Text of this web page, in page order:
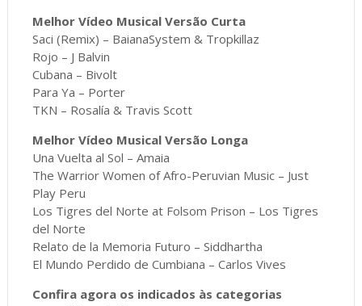
Melhor Vídeo Musical Versão Curta
Saci (Remix) – BaianaSystem & Tropkillaz
Rojo – J Balvin
Cubana – Bivolt
Para Ya – Porter
TKN – Rosalía & Travis Scott
Melhor Vídeo Musical Versão Longa
Una Vuelta al Sol – Amaia
The Warrior Women of Afro-Peruvian Music – Just
Play Peru
Los Tigres del Norte at Folsom Prison – Los Tigres
del Norte
Relato de la Memoria Futuro – Siddhartha
El Mundo Perdido de Cumbiana – Carlos Vives
Confira agora os indicados às categorias